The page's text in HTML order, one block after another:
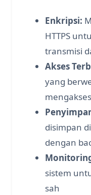
Enkripsi:
HTTPS
transmisi
Akses
yang
disimpan
dengan
sistem
sah